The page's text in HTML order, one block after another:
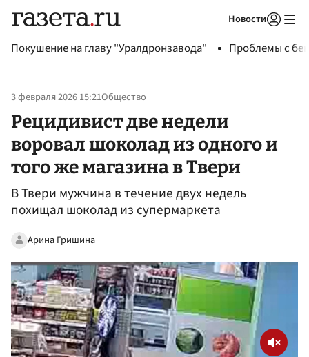
Новости
Покушение на главу "Уралдронзавода" Проблемы с
3 февраля 2026 15:21Общество
Рецидивист две недели
воровал шоколад из одного и
того же магазина в Твери
В Твери мужчина в течение двух недель
похищал шоколад из супермаркета
Арина Гришина